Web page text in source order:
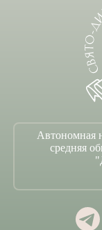
Автономная
средняя